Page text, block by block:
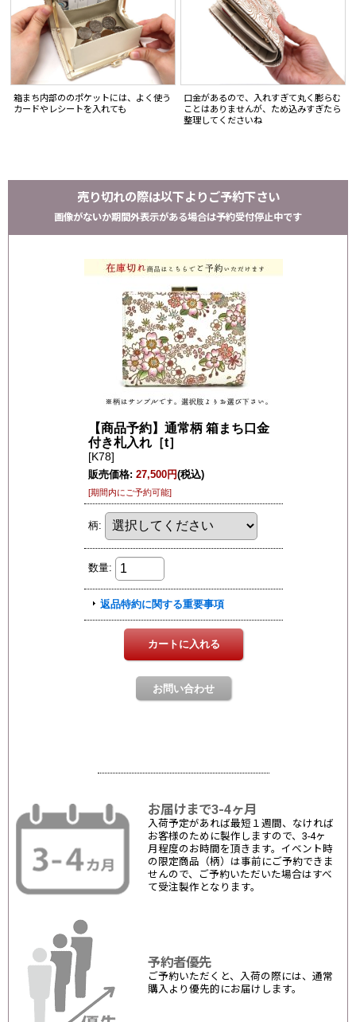
箱まち内部ののポケットには、よく使う
カードやレシートを入れても
口金があるので、入れすぎて丸く膨らむ
ことはありませんが、ため込みすぎたら
整理してくださいね
売り切れの際は以下よりご予約下さい
画像がないか期間外表示がある場合は予約受付停止中です
お届けまで3-4ヶ月
入荷予定があれば最短１週間、なければ
お客様のために製作しますので、3-4ヶ
月程度のお時間を頂きます。イベント時
の限定商品（柄）は事前にご予約できま
せんので、ご予約いただいた場合はすべ
て受注製作となります。
予約者優先
ご予約いただくと、入荷の際には、通常
購入より優先的にお届けします。